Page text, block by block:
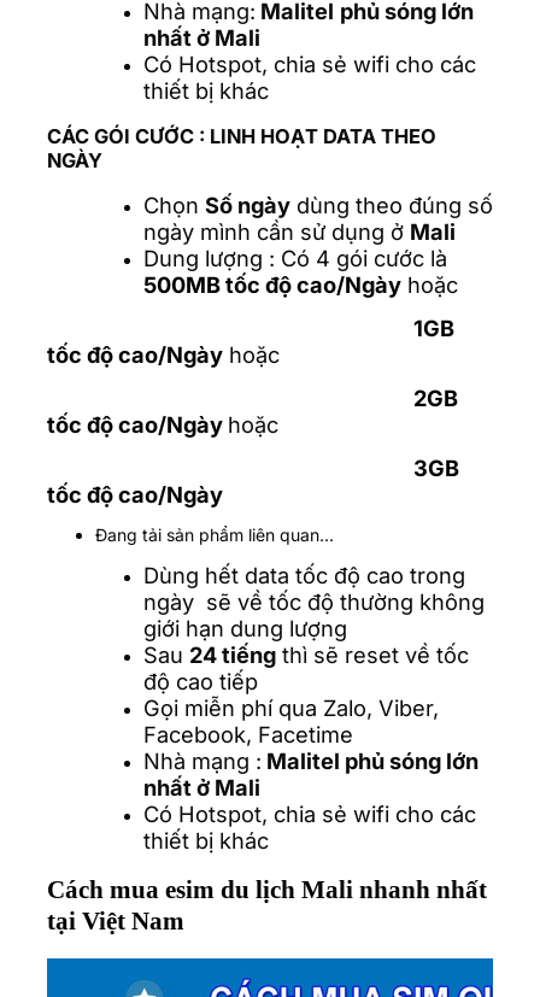
Nhà mạng: Malitel phủ sóng lớn
nhất ở Mali
Có Hotspot, chia sẻ wifi cho các
thiết bị khác
CÁC GÓI CƯỚC : LINH HOẠT DATA THEO
NGÀY
Chọn Số ngày dùng theo đúng số
ngày mình cần sử dụng ở Mali
Dung lượng : Có 4 gói cước là
500MB tốc độ cao/Ngày hoặc
1GB
tốc độ cao/Ngày hoặc
2GB
tốc độ cao/Ngày hoặc
3GB
tốc độ cao/Ngày
Đang tải sản phẩm liên quan...
Dùng hết data tốc độ cao trong
ngày sẽ về tốc độ thường không
giới hạn dung lượng
Sau 24 tiếng thì sẽ reset về tốc
độ cao tiếp
Gọi miễn phí qua Zalo, Viber,
Facebook, Facetime
Nhà mạng : Malitel phủ sóng lớn
nhất ở Mali
Có Hotspot, chia sẻ wifi cho các
thiết bị khác
Cách mua esim du lịch Mali nhanh nhất
tại Việt Nam